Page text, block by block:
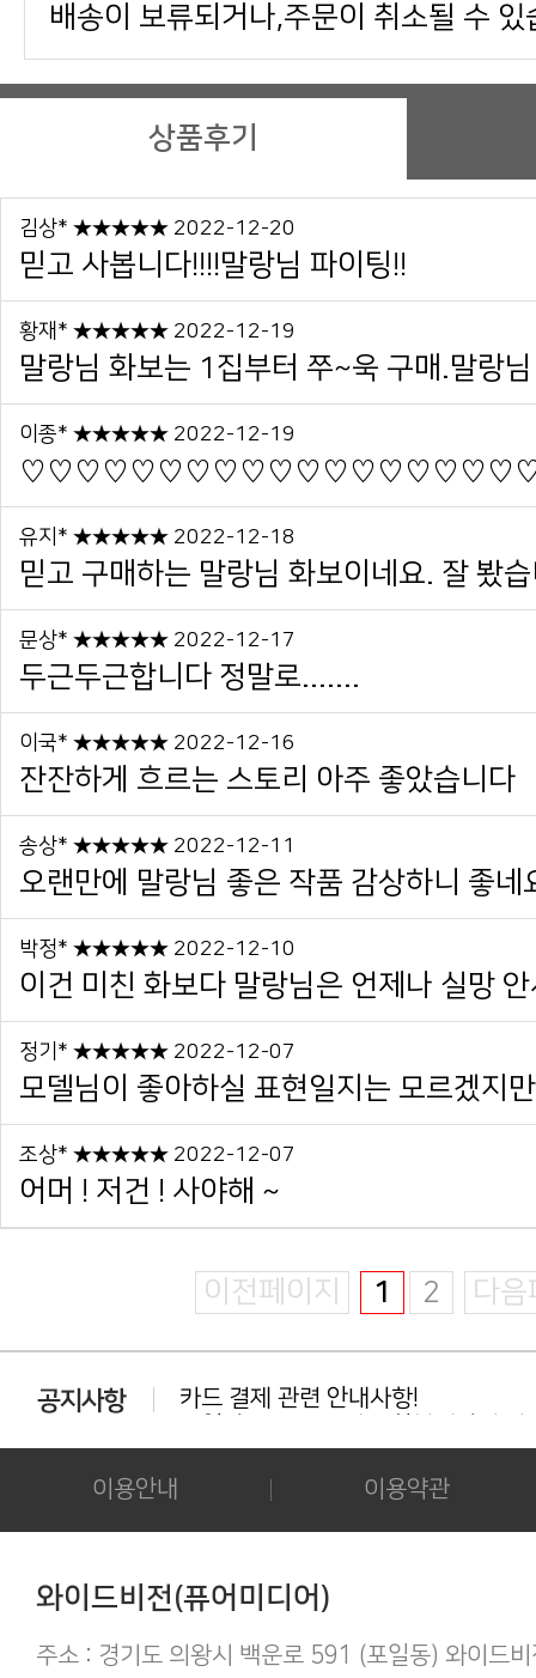
배송이 보류되거나,주문이 취소될 수 있
상품후기
김상* ★★★★★ 2022-12-20
믿고 사봅니다!!!!말랑님 파이팅!!
황재* ★★★★★ 2022-12-19
말랑님 화보는 1집부터 쭈~욱 구매.말랑
이종* ★★★★★ 2022-12-19
유지* ★★★★★ 2022-12-18
믿고 구매하는 말랑님 화보이네요. 잘 봤
문상* ★★★★★ 2022-12-17
두근두근합니다 정말로.......
이국* ★★★★★ 2022-12-16
잔잔하게 흐르는 스토리 아주 좋았습니다
송상* ★★★★★ 2022-12-11
오랜만에 말랑님 좋은 작품 감상하니 좋네
박정* ★★★★★ 2022-12-10
이건 미친 화보다 말랑님은 언제나 실망
정기* ★★★★★ 2022-12-07
모델님이 좋아하실 표현일지는 모르겠지
조상* ★★★★★ 2022-12-07
어머 ! 저건 ! 사야해 ~
이전페이지 1 2 다음
동일상품 중복 구매는 환불대상이 아
카드결제 결제 중 '세션만료' 문구 노
후기 작성시 화보의 사진을 공개하시
아이폰/아이패드 등 애플기기 화보집
결제후 다운로드 가능기간은 3일간
간편하게 결제하기!
구매 후 후기작성 방법!
이용안내 이용약관
와이드비전(퓨어미디어)
주소 : 경기도 의왕시 백운로 591 (포일동) 와이드비